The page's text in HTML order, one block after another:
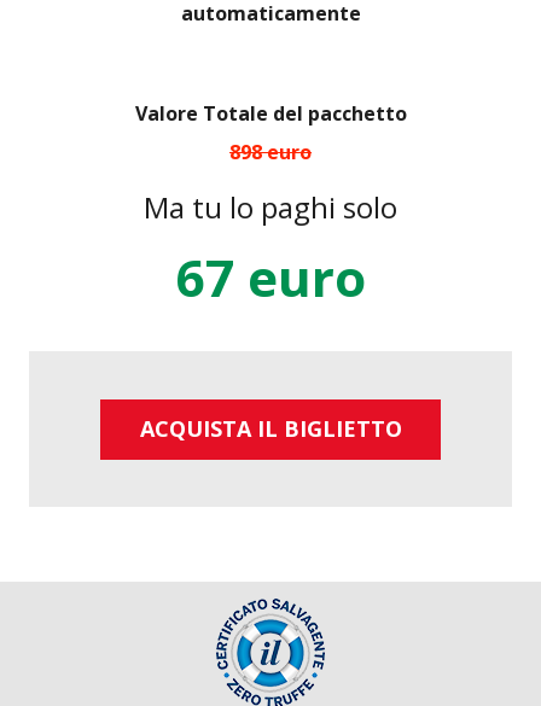
automaticamente
Valore Totale del pacchetto
898 euro
Ma tu lo paghi solo
67 euro
ACQUISTA IL BIGLIETTO